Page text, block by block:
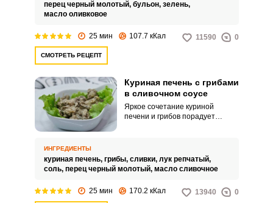
перец черный молотый, бульон, зелень,
масло оливковое
25 мин 107.7 кКал 11590 0
СМОТРЕТЬ РЕЦЕПТ
Куриная печень с грибами
в сливочном соусе
Яркое сочетание куриной
печени и грибов порадует
ИНГРЕДИЕНТЫ
куриная печень, грибы, сливки, лук репчатый,
соль, перец черный молотый, масло сливочное
25 мин 170.2 кКал 13940 0